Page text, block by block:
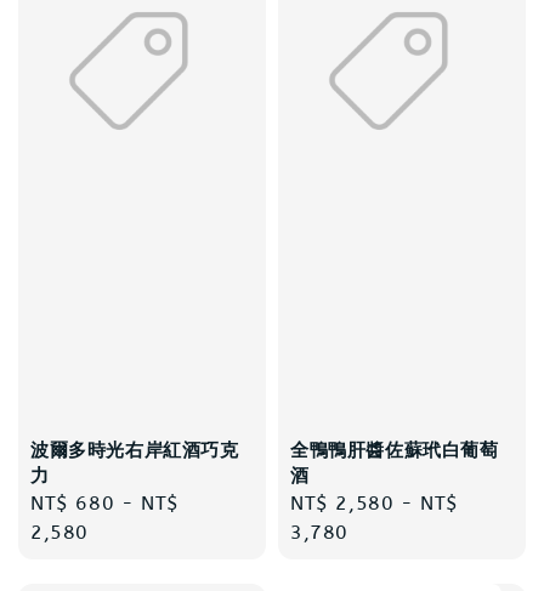
波爾多時光右岸紅酒巧克
力
Regular
price
NT$ 680 - NT$
2,580
全鴨鴨肝醬佐蘇玳白葡萄
酒
Regular
price
NT$ 2,580 - NT$
3,780